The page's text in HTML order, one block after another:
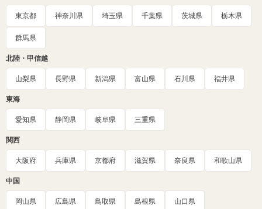
東京都 神奈川県 埼玉県 千葉県 茨城県 栃木県
群馬県
北陸・甲信越
山梨県 長野県 新潟県 富山県 石川県 福井県
東海
愛知県 静岡県 岐阜県 三重県
関西
大阪府 兵庫県 京都府 滋賀県 奈良県 和歌山県
中国
岡山県 広島県 鳥取県 島根県 山口県